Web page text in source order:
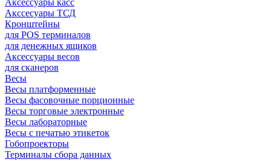
Аксессуары касс
Акссесуары ТСД
Кронштейны
для POS терминалов
для денежных ящиков
Аксессуары весов
для сканеров
Весы
Весы платформенные
Весы фасовочные порционные
Весы торговые электронные
Весы лабораторные
Весы с печатью этикеток
Гобопроекторы
Терминалы сбора данных